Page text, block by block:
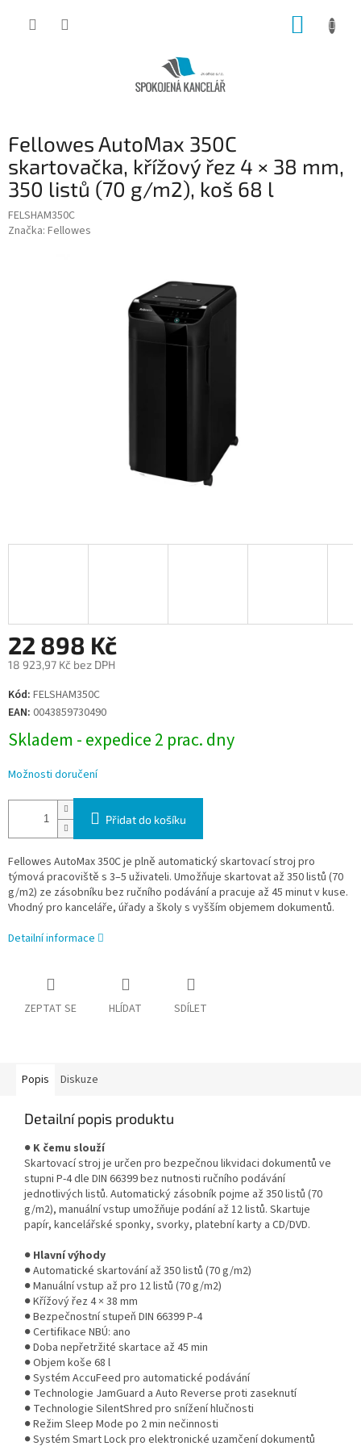
Fellowes AutoMax 350C
skartovačka, křížový řez 4 × 38 mm,
350 listů (70 g/m2), koš 68 l
FELSHAM350C
Značka: Fellowes
22 898 Kč
18 923,97 Kč bez DPH
Měrná
cena:
Kód: FELSHAM350C
EAN: 0043859730490
Skladem - expedice 2 prac. dny
Možnosti doručení
Přidat do košíku
Fellowes AutoMax 350C je plně automatický skartovací stroj pro
týmová pracoviště s 3–5 uživateli. Umožňuje skartovat až 350 listů (70
g/m2) ze zásobníku bez ručního podávání a pracuje až 45 minut v kuse.
Vhodný pro kanceláře, úřady a školy s vyšším objemem dokumentů.
Detailní informace
ZEPTAT SE HLÍDAT SDÍLET
Popis Diskuze
Detailní popis produktu
● K čemu slouží
Skartovací stroj je určen pro bezpečnou likvidaci dokumentů ve
stupni P-4 dle DIN 66399 bez nutnosti ručního podávání
jednotlivých listů. Automatický zásobník pojme až 350 listů (70
g/m2), manuální vstup umožňuje podání až 12 listů. Skartuje
papír, kancelářské sponky, svorky, platební karty a CD/DVD.
● Hlavní výhody
● Automatické skartování až 350 listů (70 g/m2)
● Manuální vstup až pro 12 listů (70 g/m2)
● Křížový řez 4 × 38 mm
● Bezpečnostní stupeň DIN 66399 P-4
● Certifikace NBÚ: ano
● Doba nepřetržité skartace až 45 min
● Objem koše 68 l
● Systém AccuFeed pro automatické podávání
● Technologie JamGuard a Auto Reverse proti zaseknutí
● Technologie SilentShred pro snížení hlučnosti
● Režim Sleep Mode po 2 min nečinnosti
● Systém Smart Lock pro elektronické uzamčení dokumentů